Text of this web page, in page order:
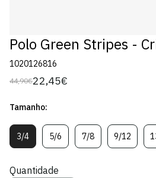
Polo Green Stripes -
1020126816
Preço
44,90€
Preço
venda
22,45€
Tamanho:
3/4Variante
Esgotada
Indisponível
5/6Variante
Esgotada
Indisponível
7/8Variante
Esgotada
9/12Variante
Quantidade